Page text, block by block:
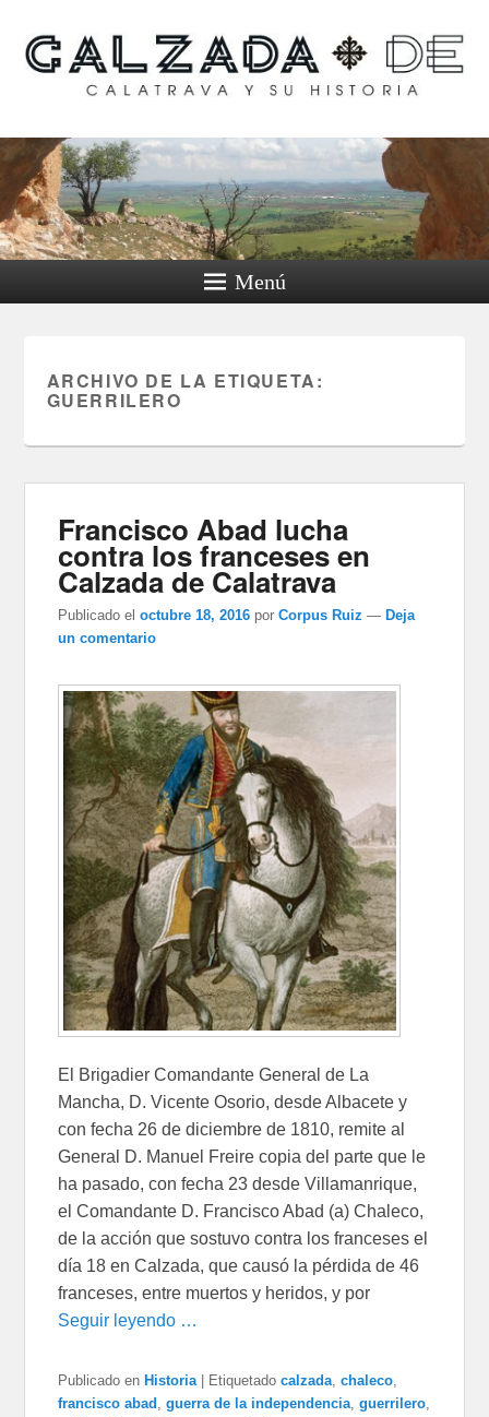
Calzada de Calatrava y
su historia
Menú
ARCHIVO DE LA ETIQUETA:
GUERRILERO
Francisco Abad lucha
contra los franceses en
Calzada de Calatrava
Publicado el octubre 18, 2016 porCorpus Ruiz — Deja
un comentario
El Brigadier Comandante General de La
Mancha, D. Vicente Osorio, desde Albacete y
con fecha 26 de diciembre de 1810, remite al
General D. Manuel Freire copia del parte que le
ha pasado, con fecha 23 desde Villamanrique,
el Comandante D. Francisco Abad (a) Chaleco,
de la acción que sostuvo contra los franceses el
día 18 en Calzada, que causó la pérdida de 46
franceses, entre muertos y heridos, y por
Seguir leyendo …
Publicado en Historia Etiquetado calzada,chaleco,
francisco abad ,guerra de la independencia,guerrilero,